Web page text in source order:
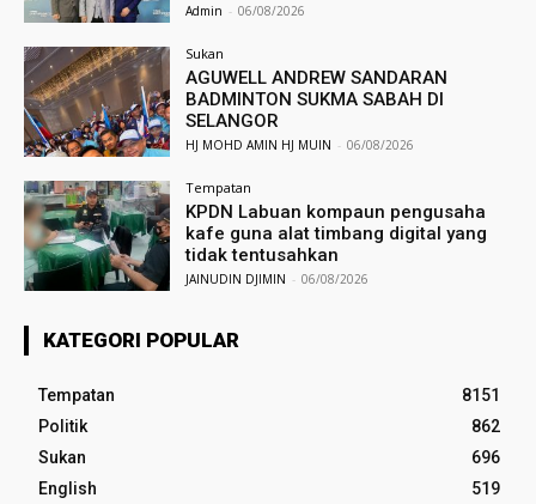
Admin - 06/08/2026
Sukan
AGUWELL ANDREW SANDARAN
BADMINTON SUKMA SABAH DI
SELANGOR
HJ MOHD AMIN HJ MUIN - 06/08/2026
Tempatan
KPDN Labuan kompaun pengusaha
kafe guna alat timbang digital yang
tidak tentusahkan
JAINUDIN DJIMIN - 06/08/2026
KATEGORI POPULAR
Tempatan
8151
Politik
862
Sukan
696
English
519